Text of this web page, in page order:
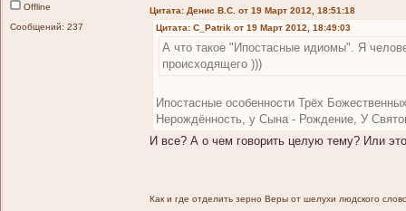
Offline
Сообщений: 237
Цитата: Денис В.С. от 19 Март 2012, 18:51:18
Цитата: C_Patrik от 19 Март 2012, 18:49:03
А что такое "Ипостасные идиомы". Я
происходящего )))
Ипостасные особенности Трёх
Нерождённость, у Сына - Рождение, У
И все? А о чем говорить целую тему? Или это
Как и где отделить зерно Веры от шелухи людского